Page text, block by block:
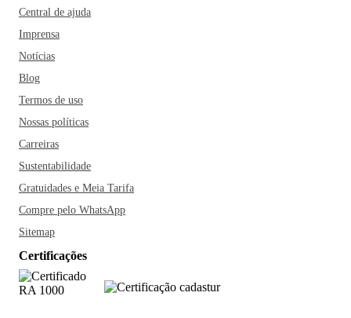
Central de ajuda
Imprensa
Notícias
Blog
Termos de uso
Nossas políticas
Carreiras
Sustentabilidade
Gratuidades e Meia Tarifa
Compre pelo WhatsApp
Sitemap
Certificações